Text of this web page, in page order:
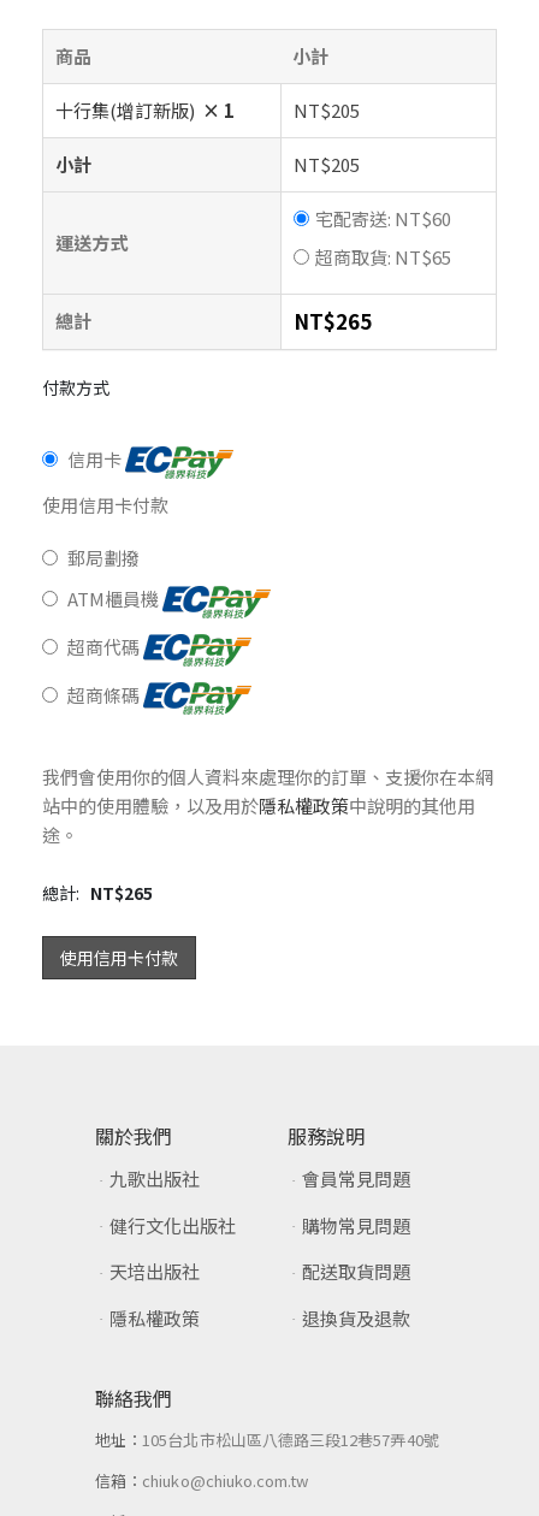
商品 小計
十行集(增訂新版) × 1 NT$205
小計 NT$205
運送方式
宅配寄送: NT$60
超商取貨: NT$65
總計 NT$265
付款方式
信用卡
使用信用卡付款
郵局劃撥
ATM櫃員機
超商代碼
超商條碼
我們會使用你的個人資料來處理你的訂單、支援你在本網
站中的使用體驗，以及用於隱私權政策中說明的其他用
途。
總計: NT$265
使用信用卡付款
關於我們
九歌出版社
健行文化出版社
天培出版社
隱私權政策
服務說明
會員常見問題
購物常見問題
配送取貨問題
退換貨及退款
聯絡我們
地址：105台北市松山區八德路三段12巷57弄40號
信箱： chiuko@chiuko.com.tw